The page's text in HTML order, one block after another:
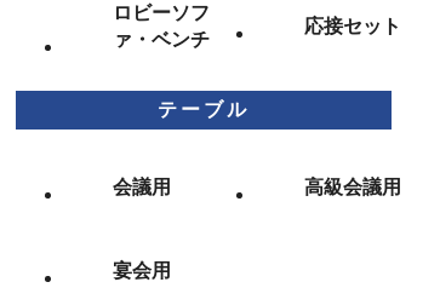
ロビーソフ
ァ・ベンチ
応接セット
テーブル
会議用 高級会議用
宴会用